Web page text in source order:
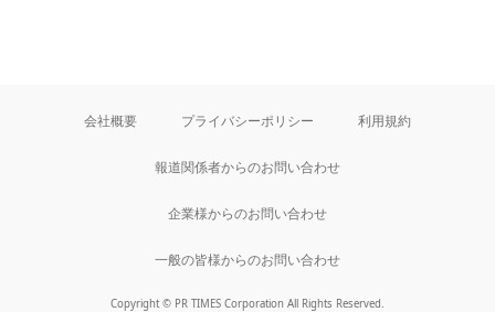
会社概要 プライバシーポリシー 利用規約
報道関係者からのお問い合わせ
企業様からのお問い合わせ
一般の皆様からのお問い合わせ
Copyright © PR TIMES Corporation All Rights Reserved.